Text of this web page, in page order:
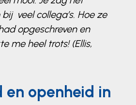
veel collega’s. Hoe ze
opgeschreven en
me heel trots! (Ellis,
en openheid in